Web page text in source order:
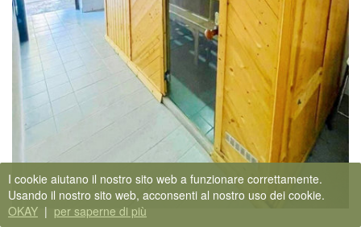
I cookie aiutano il nostro sito web a funzionare correttamente.
Usando il nostro sito web, acconsenti al nostro uso dei cookie.
OKAY | per saperne di più